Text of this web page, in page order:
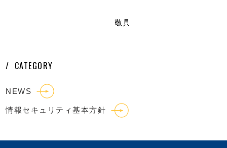
敬具
CATEGORY
NEWS
情報セキュリティ基本方針